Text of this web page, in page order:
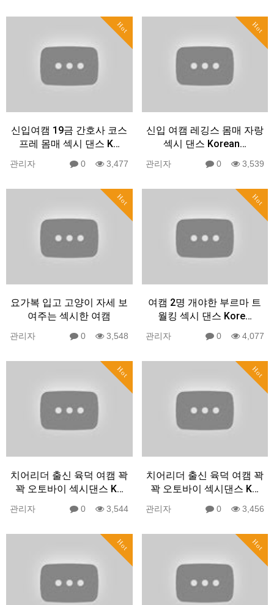
Hot
신입여캠 19금 간호사 코스
프레 몸매 섹시 댄스 K…
관리자 0 3,477
Hot
신입 여캠 레깅스 몸매 자랑
섹시 댄스 Korean…
관리자 0 3,539
Hot
요가복 입고 고양이 자세 보
여주는 섹시한 여캠
관리자 0 3,548
Hot
여캠 2명 개야한 부르마 트
월킹 섹시 댄스 Kore…
관리자 0 4,077
Hot
치어리더 출신 육덕 여캠 꽉
꽉 오토바이 섹시댄스 K…
관리자 0 3,544
Hot
치어리더 출신 육덕 여캠 꽉
꽉 오토바이 섹시댄스 K…
관리자 0 3,456
Hot Hot